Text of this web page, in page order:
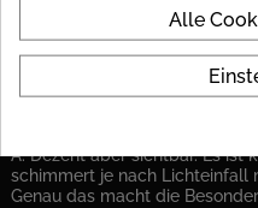
"Perfekt für unser modernes
nächtlicher Wald."
FAQ
A: Dezent aber sichtbar. Es ist
schimmert je nach Lichteinfall
Genau das macht die
Alle